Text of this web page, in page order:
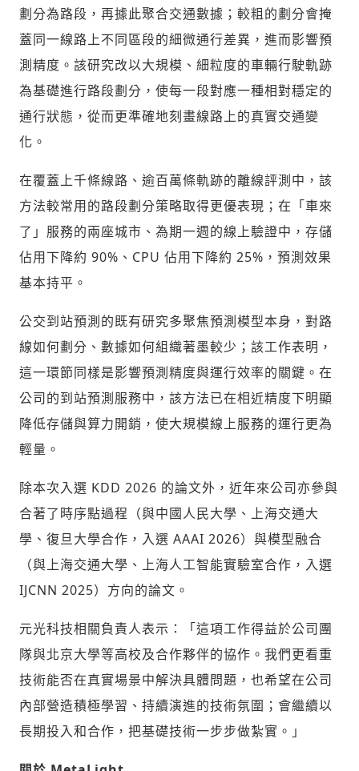
登入或註冊
輸入 Email 驗證碼
請輸入發送到 的驗證碼
(十分鐘內有效)
劃分為路段，再據此聚合交通數據；較粗的劃分會掩
蓋同一線路上不同區段的細微通行差異，進而影響預
測精度。該研究改以大規模、細粒度的車輛行駛軌跡
為基礎進行路段劃分，使每一段對應一種相對穩定的
通行狀態，從而更準確地刻畫線路上的真實交通變
化。
在覆蓋上千條線路、逾百萬條軌跡的離線評測中，該
方法較常用的路段劃分策略取得更優表現；在「車來
了」服務的兩座城市、為期一週的線上驗證中，存儲
佔用下降約 90%、CPU 佔用下降約 25%，預測效果
基本持平。
公交到站預測的既有研究多聚焦預測模型本身，對路
線如何劃分、數據如何組織著墨較少；該工作表明，
這一環節同樣是影響預測精度與運行效率的關鍵。在
公司的到站預測服務中，該方法已在相近精度下明顯
降低存儲與算力開銷，使大規模線上服務的運行更為
輕量。
除本次入選 KDD 2026 的論文外，近年來公司亦參與
合著了時序點過程（與中國人民大學、上海交通大
學、復旦大學合作，入選 AAAI 2026）與模型融合
（與上海交通大學、上海人工智能實驗室合作，入選
IJCNN 2025）方向的論文。
元光科技相關負責人表示：「這項工作得益於公司團
隊與北京大學等高校及合作夥伴的協作。我們更看重
技術能否在真實場景中解決具體問題，也希望在公司
內部營造積極學習、持續演進的技術氛圍；會繼續以
長期投入和合作，把基礎技術一步步做紮實。」